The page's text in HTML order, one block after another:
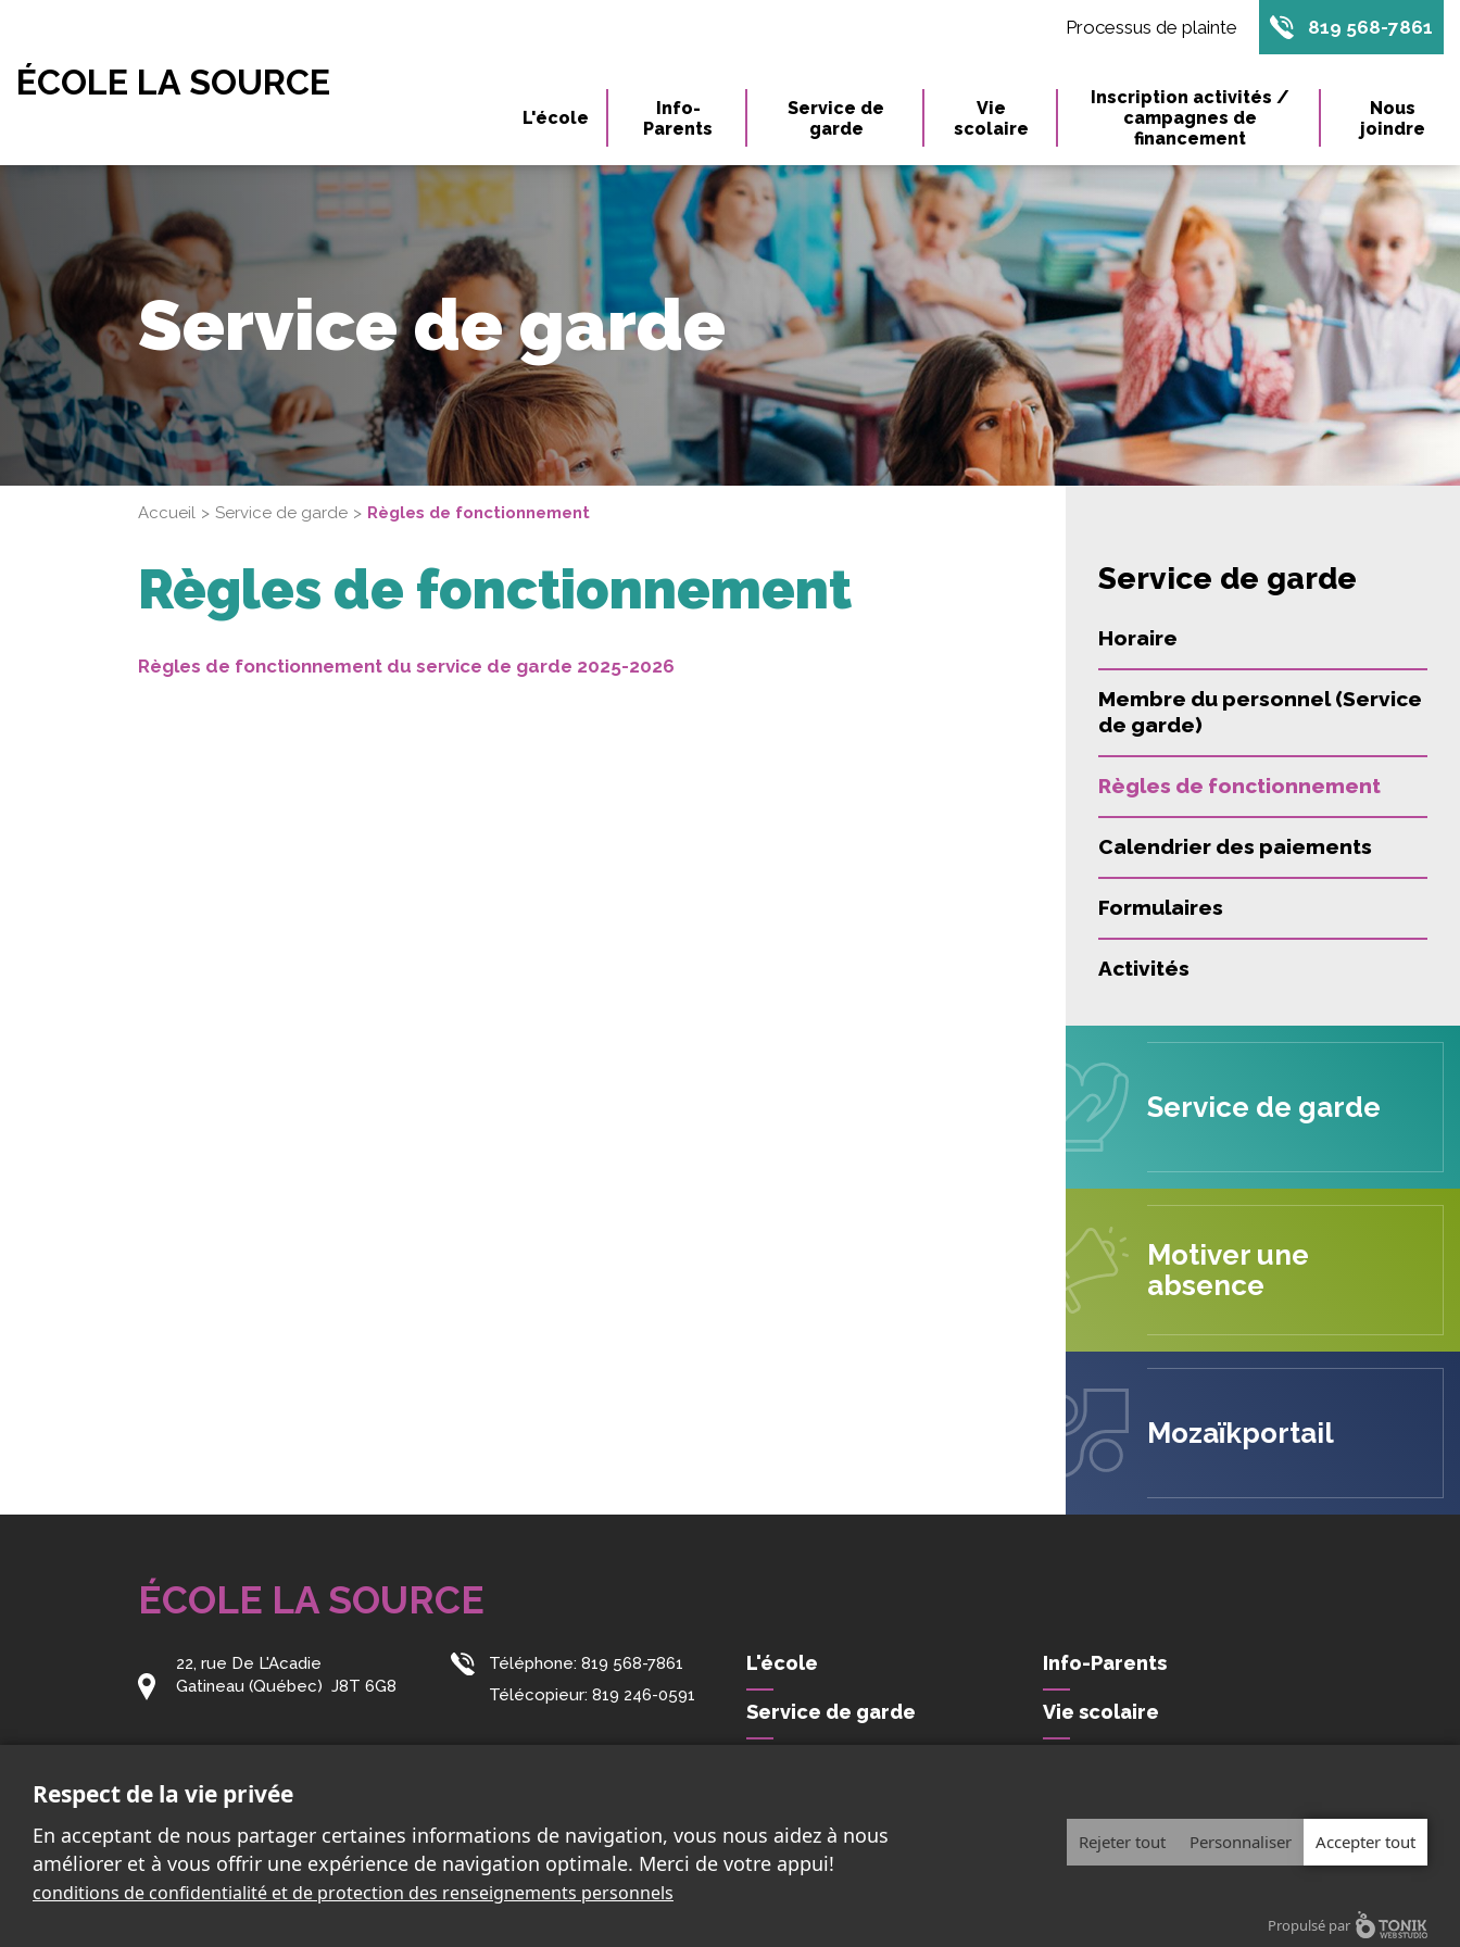
ÉCOLE LA SOURCE
Processus de plainte 819 568-7861
L'école
Info-
Parents
Service de
garde
Vie
scolaire
Inscription activités /
campagnes de
financement
Nous
joindre
Service de garde
Accueil Service de garde Règles de fonctionnement
Règles de fonctionnement
Règles de fonctionnement du service de garde 2025-2026
Service de garde
Horaire
Membre du personnel (Service
de garde)
Règles de fonctionnement
Calendrier des paiements
Formulaires
Activités
Service de garde
Motiver une
absence
Mozaïkportail
ÉCOLE LA SOURCE
22, rue De L'Acadie
Gatineau (Québec) J8T 6G8
Téléphone: 819 568-7861
Télécopieur: 819 246-0591
L'école Info-Parents
Service de garde Vie scolaire
renseignements personnels
Respect de la vie privée
En acceptant de nous partager certaines informations de navigation, vous nous aidez à nous
améliorer et à vous offrir une expérience de navigation optimale. Merci de votre appui!
conditions de confidentialité et de protection des renseignements personnels
Rejeter tout Personnaliser Accepter tout
Propulsé par